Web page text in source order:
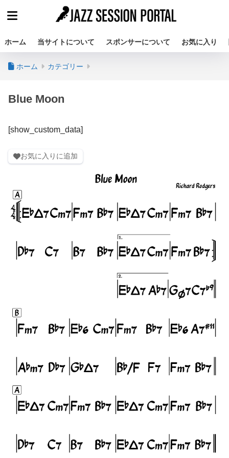
ホーム 当サイトについて スポンサーについて お気に入り
ホーム カテゴリー
Blue Moon
[show_custom_data]
お気に入りに追加